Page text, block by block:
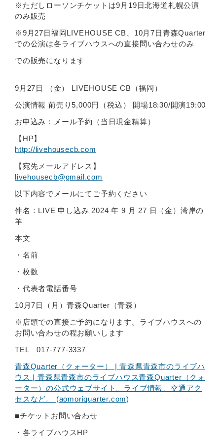
※ただしローソンチケットは9月19日北海道札幌公演
のみ販売
※9月27日福岡LIVEHOUSE CB、10月7日青森Quarter
での公演は各ライブハウスへの直接問い合わせのみ
での販売になります
9月27日 （金） LIVEHOUSE CB（福岡）
公演情報 前売り5,000円（税込） 開場18:30/開演19:00
お申込み：メール予約（当日現金精算）
【HP】
http://livehousecb.com
【宛先メールアドレス】
livehousecb@gmail.com
以下内容でメールにてご予約ください
件名：LIVE 申し込み 2024 年 9 月 27 日（金）湾岸の
羊
本文
・名前
・枚数
・代表者電話番号
10月7日（月）青森Quarter（青森）
※店頭での直接ご予約になります。ライブハウスへの
お問い合わせの程お願いします
TEL 017-777-3337
青森Quarter（クォーター） | 青森県青森市のライブハ
ウス | 青森県青森市のライブハウス青森Quarter（クォ
ーター）の公式ウェブサイト。ライブ情報、交通アク
セスなど。 (aomoriquarter.com)
■チケットお問い合わせ
・各ライブハウスHP